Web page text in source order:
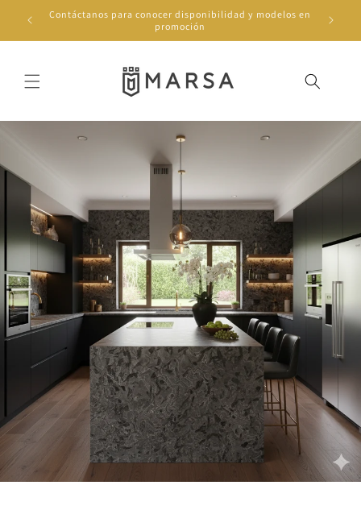
directamente
Contáctanos para conocer disponibilidad y modelos en
promoción